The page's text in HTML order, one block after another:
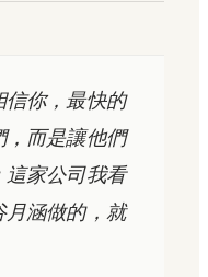
信你，最快的
，而是讓他們
家公司我看
月涵做的，就